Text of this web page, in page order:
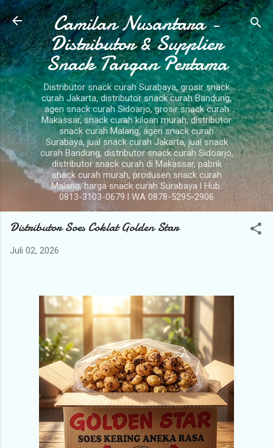
Langsung ke konten utama
Camilan Nusantara -
Distributor & Supplier
Snack Tangan Pertama
Distributor snack curah Surabaya, grosir snack
curah Jakarta, distributor snack curah Bandung,
agen snack curah Sidoarjo, grosir snack curah
Makassar, snack curah kiloan murah, distributor
snack curah Malang, agen snack curah
Surabaya, jual snack curah Jakarta, jual snack
curah Bandung, distributor snack curah Sidoarjo,
distributor snack curah di Makassar, pabrik
snack curah murah, produsen snack curah
Malang, harga snack curah Surabaya l Hub.
0813-3103-0679 l WA 0878-5295-2906
Distributor Soes Coklat Golden Star
Juli 02, 2026